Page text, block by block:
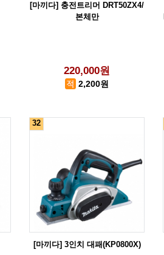
[마끼다] 충전트리머 DRT50ZX4/
본체만
220,000원
2,200원
32
[마끼다] 3인치 대패(KP0800X)